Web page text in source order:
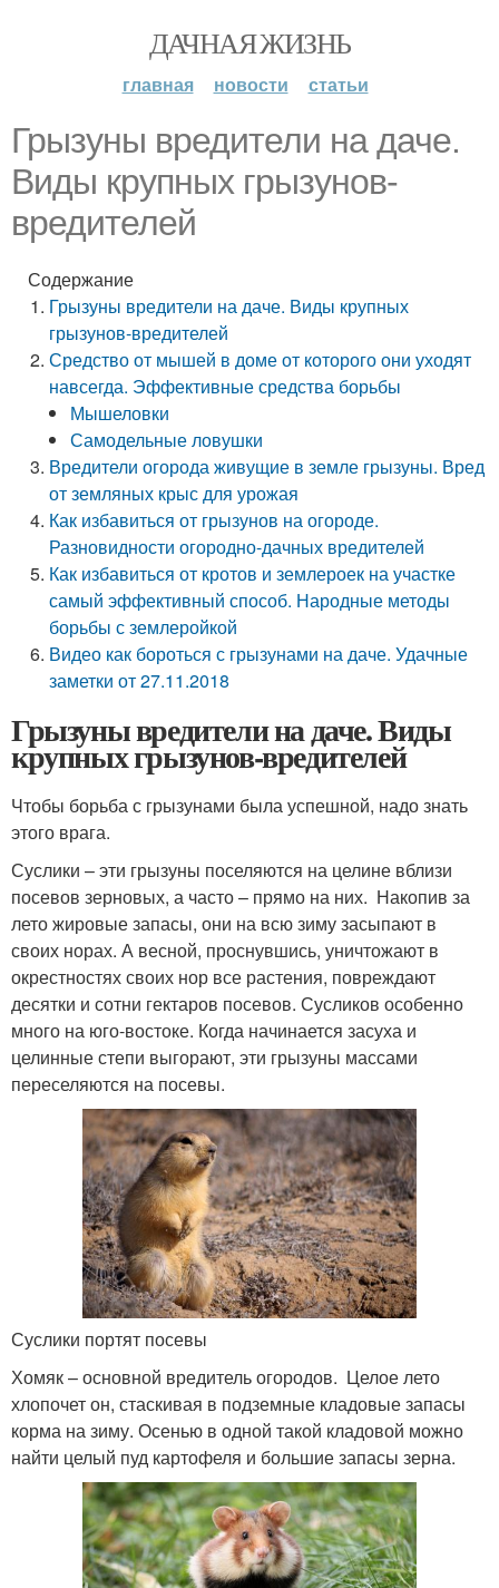
ДАЧНАЯ ЖИЗНЬ
главная новости статьи
Грызуны вредители на даче.
Виды крупных грызунов-
вредителей
Содержание
Грызуны вредители на даче. Виды крупных
грызунов-вредителей
Средство от мышей в доме от которого они уходят
навсегда. Эффективные средства борьбы
Мышеловки
Самодельные ловушки
Вредители огорода живущие в земле грызуны. Вред
от земляных крыс для урожая
Как избавиться от грызунов на огороде.
Разновидности огородно-дачных вредителей
Как избавиться от кротов и землероек на участке
самый эффективный способ. Народные методы
борьбы с землеройкой
Видео как бороться с грызунами на даче. Удачные
заметки от 27.11.2018
Грызуны вредители на даче. Виды
крупных грызунов-вредителей
Чтобы борьба с грызунами была успешной, надо знать
этого врага.
Суслики – эти грызуны поселяются на целине вблизи
посевов зерновых, а часто – прямо на них. Накопив за
лето жировые запасы, они на всю зиму засыпают в
своих норах. А весной, проснувшись, уничтожают в
окрестностях своих нор все растения, повреждают
десятки и сотни гектаров посевов. Сусликов особенно
много на юго-востоке. Когда начинается засуха и
целинные степи выгорают, эти грызуны массами
переселяются на посевы.
Суслики портят посевы
Хомяк – основной вредитель огородов. Целое лето
хлопочет он, стаскивая в подземные кладовые запасы
корма на зиму. Осенью в одной такой кладовой можно
найти целый пуд картофеля и большие запасы зерна.